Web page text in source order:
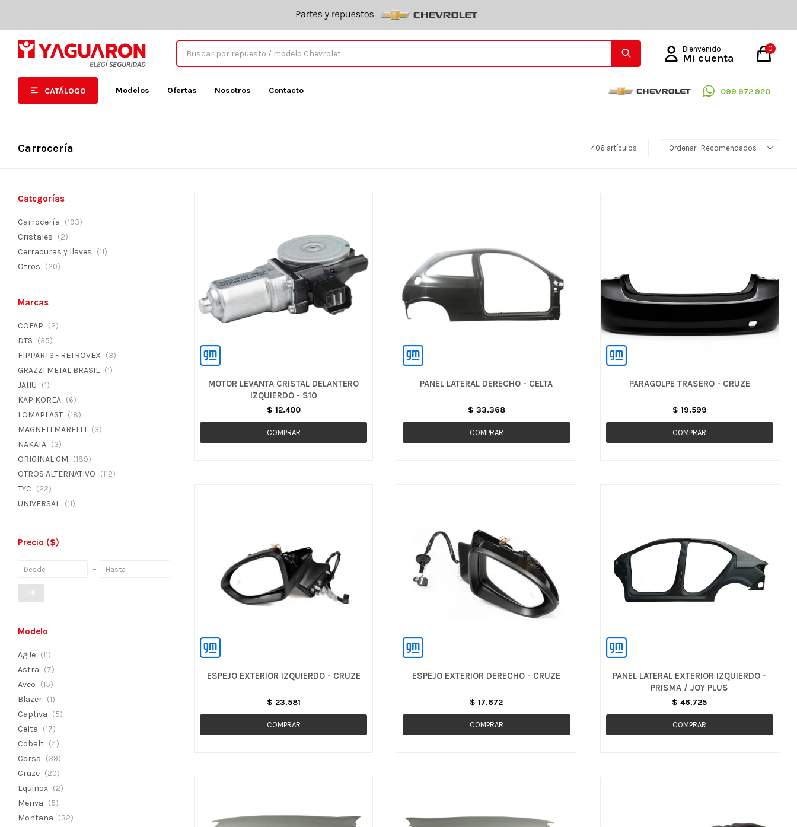
CATÁLOGO Modelos Ofertas Nosotros Contacto 099 972 920
0
Carrocería 406 artículos Recomendados
MOTOR LEVANTA CRISTAL DELANTERO
IZQUIERDO - S10
$ 12.400
PANEL LATERAL DERECHO - CELTA
$ 33.368
PARAGOLPE TRASERO - CRUZE
$ 19.599
ESPEJO EXTERIOR IZQUIERDO - CRUZE
$ 23.581
ESPEJO EXTERIOR DERECHO - CRUZE
$ 17.672
PANEL LATERAL EXTERIOR IZQUIERDO -
PRISMA / JOY PLUS
$ 46.725
Categorías
Carrocería (193)
Cristales (2)
Cerraduras y llaves (11)
Otros (20)
Marcas
COFAP (2)
DTS (35)
FIPPARTS - RETROVEX (3)
GRAZZI METAL BRASIL (1)
JAHU (1)
KAP KOREA (6)
LOMAPLAST (18)
MAGNETI MARELLI (3)
NAKATA (3)
ORIGINAL GM (189)
OTROS ALTERNATIVO (112)
TYC (22)
UNIVERSAL (11)
Precio ($)
OK
Modelo
Agile (11)
Astra (7)
Aveo (15)
Blazer (1)
Captiva (5)
Celta (17)
Cobalt (4)
Corsa (39)
Cruze (20)
Equinox (2)
Meriva (5)
Montana (32)